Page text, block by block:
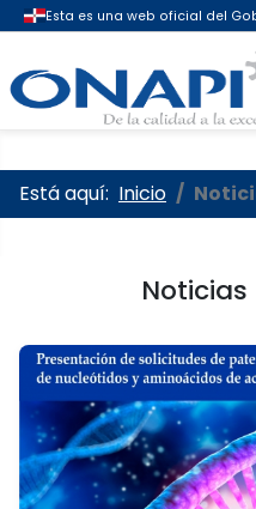
Oficina
Está aquí: Inicio
Noticias